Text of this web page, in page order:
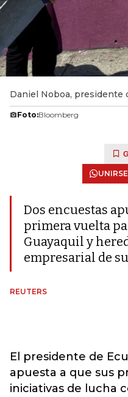
Daniel Noboa, presidente
Foto:Bloomberg
Dos encuestas
primera vuelta
Guayaquil y
empresarial de
REUTERS
El presidente de
apuesta a que sus
iniciativas de lucha